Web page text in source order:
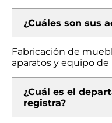
¿Cuáles son sus
Fabricación de
aparatos y equipo
¿Cuál es el
registra?